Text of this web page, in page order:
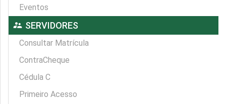
Eventos
supervisor_account SERVIDORES
Consultar Matrícula
ContraCheque
Cédula C
Primeiro Acesso